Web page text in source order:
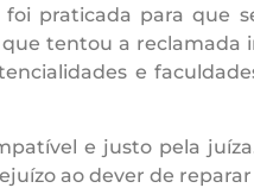
praticada para que
tentou a reclamada
e
e justo pela
ao dever de